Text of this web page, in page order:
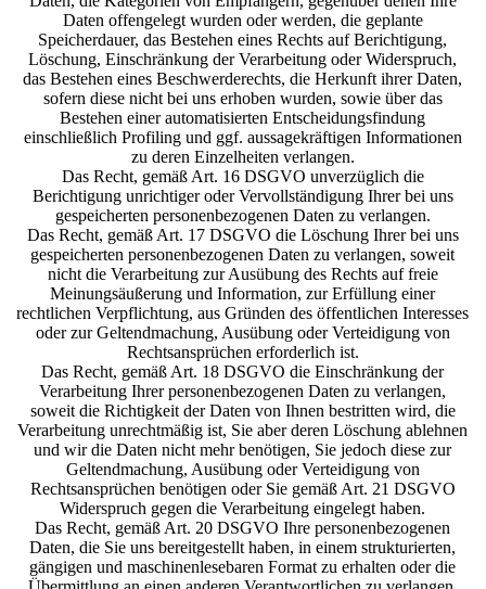
Daten offengelegt wurden oder werden, die geplante
Speicherdauer, das Bestehen eines Rechts auf Berichtigung,
Löschung, Einschränkung der Verarbeitung oder Widerspruch,
das Bestehen eines Beschwerderechts, die Herkunft ihrer Daten,
sofern diese nicht bei uns erhoben wurden, sowie über das
Bestehen einer automatisierten Entscheidungsfindung
einschließlich Profiling und ggf. aussagekräftigen Informationen
zu deren Einzelheiten verlangen.
Das Recht, gemäß Art. 16 DSGVO unverzüglich die
Berichtigung unrichtiger oder Vervollständigung Ihrer bei uns
gespeicherten personenbezogenen Daten zu verlangen.
Das Recht, gemäß Art. 17 DSGVO die Löschung Ihrer bei uns
gespeicherten personenbezogenen Daten zu verlangen, soweit
nicht die Verarbeitung zur Ausübung des Rechts auf freie
Meinungsäußerung und Information, zur Erfüllung einer
rechtlichen Verpflichtung, aus Gründen des öffentlichen Interesses
oder zur Geltendmachung, Ausübung oder Verteidigung von
Rechtsansprüchen erforderlich ist.
Das Recht, gemäß Art. 18 DSGVO die Einschränkung der
Verarbeitung Ihrer personenbezogenen Daten zu verlangen,
soweit die Richtigkeit der Daten von Ihnen bestritten wird, die
Verarbeitung unrechtmäßig ist, Sie aber deren Löschung ablehnen
und wir die Daten nicht mehr benötigen, Sie jedoch diese zur
Geltendmachung, Ausübung oder Verteidigung von
Rechtsansprüchen benötigen oder Sie gemäß Art. 21 DSGVO
Widerspruch gegen die Verarbeitung eingelegt haben.
Das Recht, gemäß Art. 20 DSGVO Ihre personenbezogenen
Daten, die Sie uns bereitgestellt haben, in einem strukturierten,
gängigen und maschinenlesebaren Format zu erhalten oder die